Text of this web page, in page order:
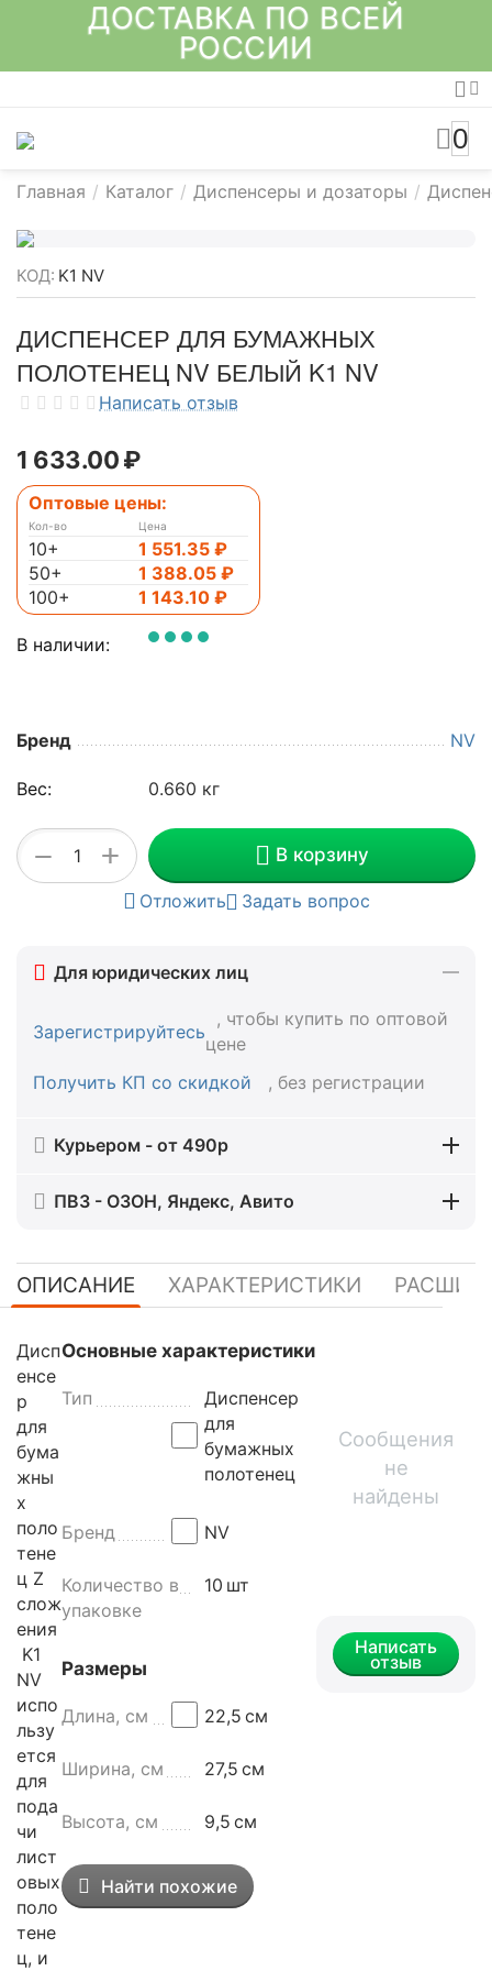
ДОСТАВКА ПО ВСЕЙ
РОССИИ
0
Главная / Каталог / Диспенсеры и дозаторы /
КОД: K1 NV
ДИСПЕНСЕР ДЛЯ БУМАЖНЫХ
ПОЛОТЕНЕЦ NV БЕЛЫЙ K1 NV
Написать отзыв
1 633.00₽
Оптовые цены:
Кол-во
10+
50+
100+
Цена
1 551.35 ₽
1 388.05 ₽
1 143.10 ₽
В наличии:
Бренд NV
Вес: 0.660 кг
+
− В корзину
Отложить Задать вопрос
Для юридических лиц
Зарегистрируйтесь
, чтобы купить по оптовой
цене
Получить КП со скидкой
, без регистрации
Курьером - от 490р
ПВЗ - ОЗОН, Яндекс, Авито
ОПИСАНИЕ ХАРАКТЕРИСТИКИ
Дисп
енсе
р
для
бума
жны
х
поло
тене
ц Z
слож
ения
K1
NV
испо
льзу
ется
для
пода
чи
лист
овых
поло
тене
ц, и
Основные характеристики
Тип
Диспенсер
для
бумажных
полотенец
Бренд NV
Количество в
упаковке
10 шт
Размеры
Длина, см 22,5 см
Ширина, см 27,5 см
Высота, см 9,5 см
Найти похожие
Сообщения
не
найдены
Написать
отзыв